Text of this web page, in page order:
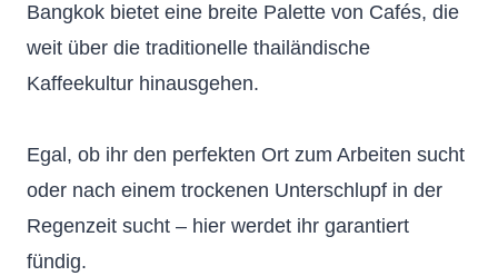
Bangkok bietet eine breite Palette von Cafés, die
weit über die traditionelle thailändische
Kaffeekultur hinausgehen.
Egal, ob ihr den perfekten Ort zum Arbeiten sucht
oder nach einem trockenen Unterschlupf in der
Regenzeit sucht – hier werdet ihr garantiert
fündig.